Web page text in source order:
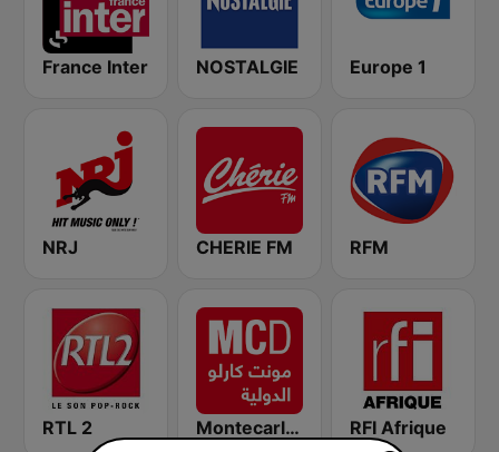
France Inter NOSTALGIE Europe 1
NRJ CHERIE FM RFM
RTL 2 Montecarlo al doualiya (مونت كارلو الدولية) RFI Afrique